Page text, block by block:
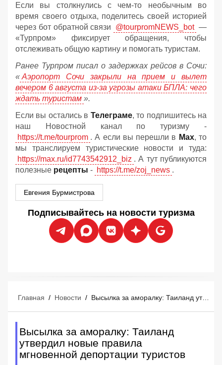
Если вы столкнулись с чем-то необычным во
время своего отдыха, поделитесь своей историей
через бот обратной связи
@tourpromNEWS_bot —
«Турпром» фиксирует обращения, чтобы
отслеживать общую картину и помогать туристам.
Ранее Турпром писал о задержках рейсов в Сочи:
« Аэропорт Сочи закрыли на прием и вылет
вечером 6 августа из-за угрозы атаки БПЛА: чего
ждать туристам ».
Если вы остались в Телеграме, то подпишитесь на
наш Новостной канал по туризму -
https://t.me/tourprom . А если вы перешли в Мах, то
мы транслируем туристические новости и туда:
https://max.ru/id7743542912_biz . А тут публикуются
полезные рецепты - https://t.me/zoj_news .
Евгения Бурмистрова
Подписывайтесь на новости туризма
Главная / Новости / Высылка за аморалку: Таиланд утвердил новые правила мгновенной депортации туристов
Высылка за аморалку: Таиланд
утвердил новые правила
мгновенной депортации туристов